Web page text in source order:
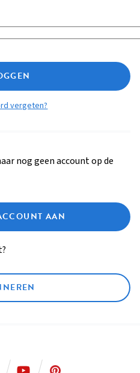
vergeten?
nog geen account op de
AAN